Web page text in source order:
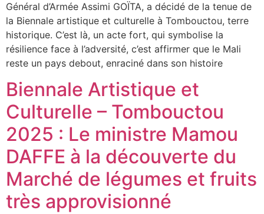
Général d’Armée Assimi GOÏTA, a décidé de la tenue de
la Biennale artistique et culturelle à Tombouctou, terre
historique. C’est là, un acte fort, qui symbolise la
résilience face à l’adversité, c’est affirmer que le Mali
reste un pays debout, enraciné dans son histoire
Biennale Artistique et
Culturelle – Tombouctou
2025 : Le ministre Mamou
DAFFE à la découverte du
Marché de légumes et fruits
très approvisionné